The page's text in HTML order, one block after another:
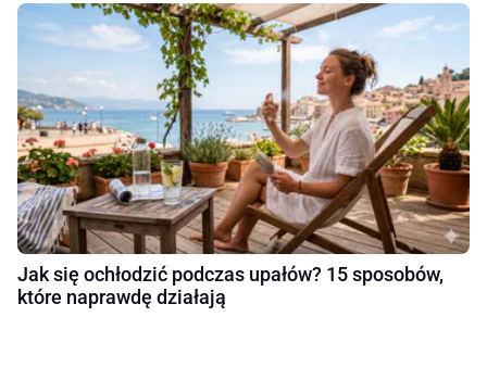
Jak się ochłodzić podczas upałów? 15 sposobów,
które naprawdę działają